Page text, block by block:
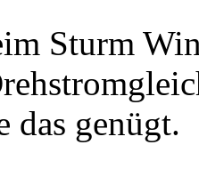
Sturm
das genügt.